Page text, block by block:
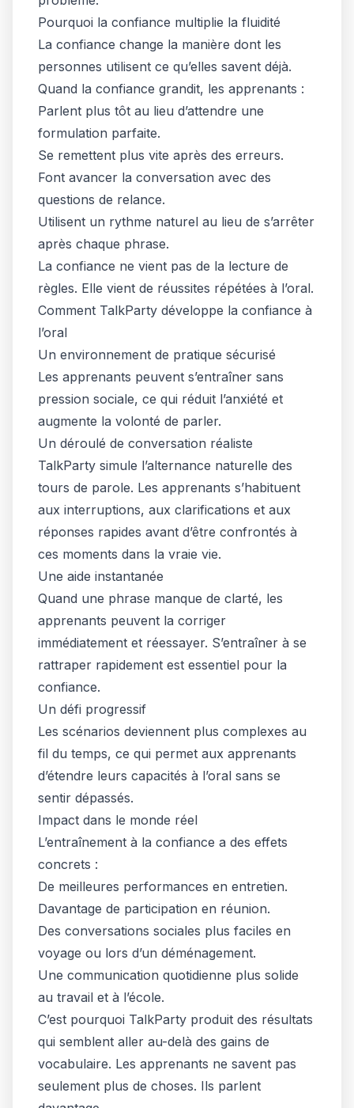
Pourquoi la confiance multiplie la fluidité
La confiance change la manière dont les
personnes utilisent ce qu’elles savent déjà.
Quand la confiance grandit, les apprenants :
Parlent plus tôt au lieu d’attendre une
formulation parfaite.
Se remettent plus vite après des erreurs.
Font avancer la conversation avec des
questions de relance.
Utilisent un rythme naturel au lieu de s’arrêter
après chaque phrase.
La confiance ne vient pas de la lecture de
règles. Elle vient de réussites répétées à l’oral.
Comment TalkParty développe la confiance à
l’oral
Un environnement de pratique sécurisé
Les apprenants peuvent s’entraîner sans
pression sociale, ce qui réduit l’anxiété et
augmente la volonté de parler.
Un déroulé de conversation réaliste
TalkParty simule l’alternance naturelle des
tours de parole. Les apprenants s’habituent
aux interruptions, aux clarifications et aux
réponses rapides avant d’être confrontés à
ces moments dans la vraie vie.
Une aide instantanée
Quand une phrase manque de clarté, les
apprenants peuvent la corriger
immédiatement et réessayer. S’entraîner à se
rattraper rapidement est essentiel pour la
confiance.
Un défi progressif
Les scénarios deviennent plus complexes au
fil du temps, ce qui permet aux apprenants
d’étendre leurs capacités à l’oral sans se
sentir dépassés.
Impact dans le monde réel
L’entraînement à la confiance a des effets
concrets :
De meilleures performances en entretien.
Davantage de participation en réunion.
Des conversations sociales plus faciles en
voyage ou lors d’un déménagement.
Une communication quotidienne plus solide
au travail et à l’école.
C’est pourquoi TalkParty produit des résultats
qui semblent aller au-delà des gains de
vocabulaire. Les apprenants ne savent pas
seulement plus de choses. Ils parlent